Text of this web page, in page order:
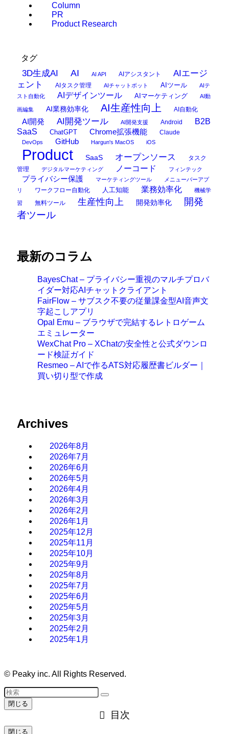
Column
PR
Product Research
タグ
3D生成AI AI AI API AIアシスタント
AIエージ
ェント
AIタスク管理 AIチャットボット AIツール
AIテ
スト自動化
AIデザインツール AIマーケティング AI動
画編集 AI業務効率化 AI生産性向上 AI自動化
AI開発 AI開発ツール AI開発支援 Android
B2B
SaaS
ChatGPT Chrome拡張機能 Claude
DevOps GitHub Hargun's MacOS iOS
Product SaaS オープンソース
タスク
管理
デジタルマーケティング ノーコード フィンテック
プライバシー保護 マーケティングツール
メニューバーアプ
リ
ワークフロー自動化 人工知能 業務効率化 機械学
習 無料ツール 生産性向上 開発効率化
開発
者ツール
最新のコラム
BayesChat – プライバシー重視のマルチプロバ
イダー対応AIチャットクライアント
FairFlow – サブスク不要の従量課金型AI音声文
字起こしアプリ
Opal Emu – ブラウザで完結するレトロゲーム
エミュレーター
WexChat Pro – XChatの安全性と公式ダウンロ
ード検証ガイド
Resmeo – AIで作るATS対応履歴書ビルダー｜
買い切り型で作成
Archives
2026年8月
2026年7月
2026年6月
2026年5月
2026年4月
2026年3月
2026年2月
2026年1月
2025年12月
2025年11月
2025年10月
2025年9月
2025年8月
2025年7月
2025年6月
2025年5月
2025年3月
2025年2月
2025年1月
© Peaky inc. All Rights Reserved.
閉じる
目次
閉じる